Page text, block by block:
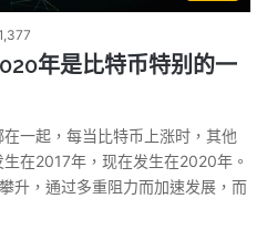
年是比特币特别的一
一起，每当比特币上涨时，其他
在2017年，现在发生在2020年。
升，通过多重阻力而加速发展，而